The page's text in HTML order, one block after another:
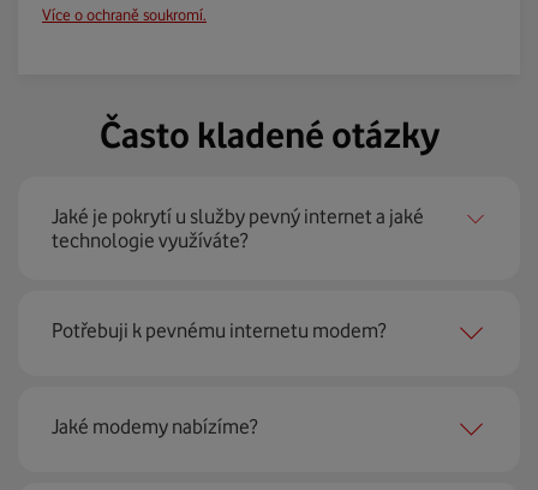
Více o ochraně soukromí.
Často kladené otázky
Jaké je pokrytí u služby pevný internet a jaké
technologie využíváte?
Pevný internet můžeme nabídnout
domácností
Potřebuji k pevnému internetu modem?
Ano, potřebujete. Rádi vám ho poskytneme na splátky. U
modemu od Vodafonu navíc garantujeme plnou
Jaké modemy nabízíme?